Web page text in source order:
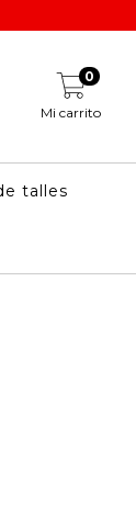
Mi carrito
0
talles